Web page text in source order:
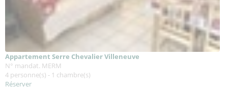
Appartement Serre Chevalier Villeneuve
N° mandat. MERM
4 personne(s) - 1 chambre(s)
Réserver